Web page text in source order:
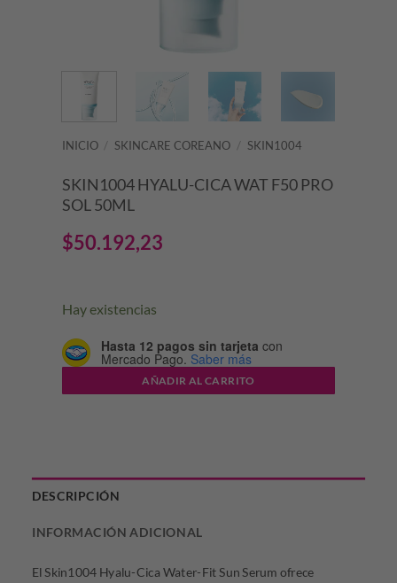
INICIO / SKINCARE COREANO / SKIN1004
SKIN1004 HYALU-CICA WAT F50 PRO
SOL 50ML
$50.192,23
Hay existencias
Hasta 12 pagos sin tarjeta con
Mercado Pago. Saber más
AÑADIR AL CARRITO
DESCRIPCIÓN
INFORMACIÓN ADICIONAL
El Skin1004 Hyalu-Cica Water-Fit Sun Serum ofrece